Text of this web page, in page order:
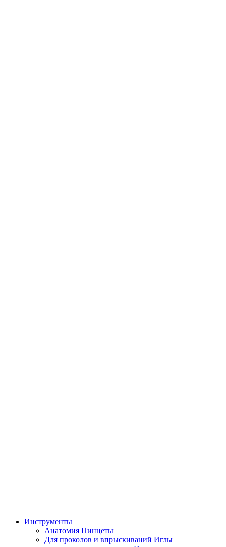
Инструменты
Анатомия Пинцеты
Для проколов и впрыскиваний Иглы